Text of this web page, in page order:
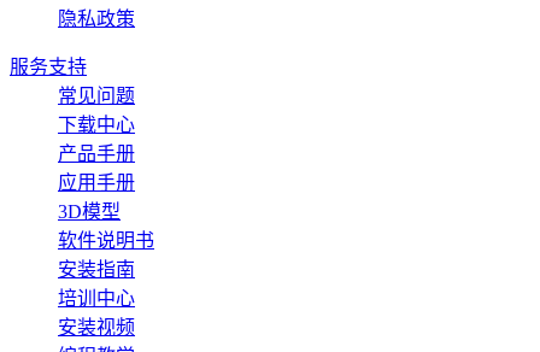
隐私政策
服务支持
常见问题
下载中心
产品手册
应用手册
3D模型
软件说明书
安装指南
培训中心
安装视频